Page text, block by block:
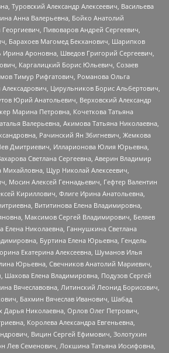
Туровский Александр Алексеевич, Васильева
Анна Валерьевна, Бойко Анатолий
Пивоваров Андрей Сергеевич,
Барахоев Магомед Бекханович, Шарипков
Ароновна, Шведов Григорий Сергеевич,
Каргалицкий Борис Юльевич, Созаев
Тимур Рифгатович, Романова Ольга
Цирульников Борис Альбертович,
Юрий Анатольевич, Верховский Александр
Марина Петровна, Кочеткова Татьяна
Валерьевна, Акимова Татьяна Николаевна,
Рачинский Ян Збигневич, Жемкова
Дмитриевич, Илларионова Юлия Юрьевна,
Светлана Сергеевна, Аверин Владимир
Михайловна, Щур Николай Алексеевич,
Мосин Алексей Геннадьевич, Гефтер Валентин
Кириллович, Флиге Ирина Анатольевна,
Вититинова Елена Владимировна,
Максимов Сергей Владимирович, Беляев
Елена Николаевна, Ганнушкина Светлана
Буртина Елена Юрьевна, Гендель
Екатерина Алексеевна, Шуманов Илья
Юрьевна, Свечников Анатолий Мариевич,
Елена Владимировна, Подузов Сергей
Вячеславовна, Литинский Леонид Борисович,
Бахмин Вячеслав Иванович, Шабад
Дарья Николаевна, Орлов Олег Петрович,
Королева Александра Евгеньевна,
Вицин Сергей Ефимович, Золотухин
Лев Семенович, Локшина Татьяна Иосифовна,